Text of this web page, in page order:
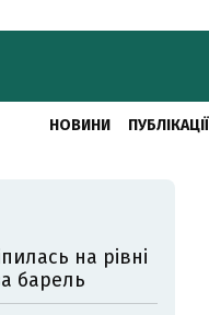
НОВИНИ ПУБЛІКАЦІЇ
на рівні
барель